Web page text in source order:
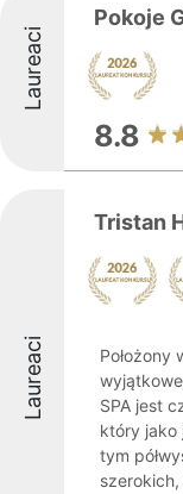
Laureaci
Pokoje
8.8
Laureaci
Tristan
Położony
SPA jest
który jako
tym